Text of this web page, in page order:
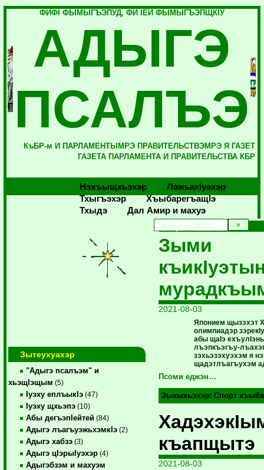
ФИФI ФЫМЫГЪЭПУД, ФИ IЕЙ ФЫМЫГЪЭПЩКIУ
АДЫГЭ
ПСАЛЪЭ
КъБР-м И ПАРЛАМЕНТЫМРЭ ПРАВИТЕЛЬСТВЭМРЭ Я ГАЗЕТ
ГАЗЕТА ПАРЛАМЕНТА И ПРАВИТЕЛЬСТВА КБР
Нэхъыщхьэхэр
Лэжьакlуэхэр
Тхыгъэхэр
Хъыбарегъащlэ
Тхыдэ
Дал Амир и махуэ
Зытеухуахэр
"Адыгэ псалъэм" и
хьэщIэщым (5)
Iуэху еплъыкIэ (47)
Iуэху щхьэпэ (10)
Абы дегъэпIейтей (84)
Адыгэ лъагъуэжьхэмкIэ (2)
Адыгэ хабзэ (3)
Адыгэ цIэрыIуэхэр (4)
Адыгэбзэм и махуэм
Август, 2021
Зыми
2021-08-03
Японием щызэхэт
олимпиадэр
абы щаIэ
лъэпкъэгъу-
зэхьэзэхуэхэм я
щадэтлъагъухэм
Псоми еджэн…
Зыхыхьэхэр: Спорт
къапщытэ
2021-08-03